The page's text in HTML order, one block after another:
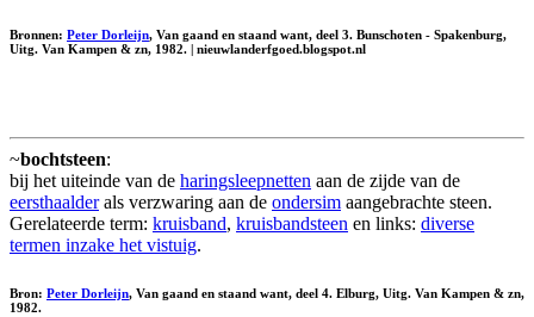
Bronnen: Peter Dorleijn, Van gaand en staand want, deel 3. Bunschoten - Spakenburg,
Uitg. Van Kampen & zn, 1982. | nieuwlanderfgoed.blogspot.nl
~bochtsteen:
bij het uiteinde van de haringsleepnetten aan de zijde van de
eersthaalderals verzwaring aan de ondersim aangebrachte steen.
Gerelateerde term: kruisband, kruisbandsteen en links: diverse
termen inzake het vistuig.
Bron: Peter Dorleijn, Van gaand en staand want, deel 4. Elburg, Uitg. Van Kampen & zn,
1982.